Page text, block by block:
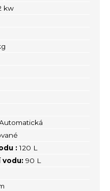
kw
: 120 L
vodu: 90 L